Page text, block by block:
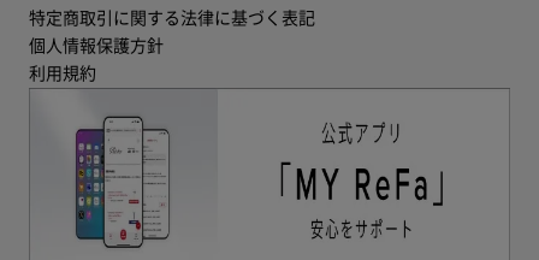
特定商取引に関する法律に基づく表記
個人情報保護方針
利用規約